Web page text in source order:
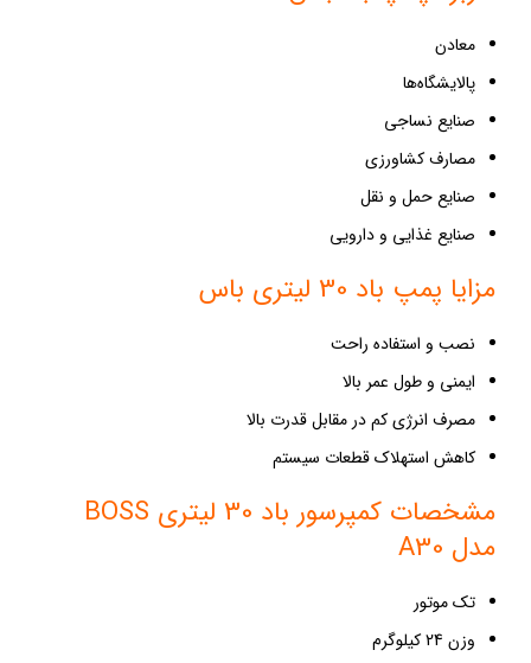
معادن
پالایشگاه‌ها
صنایع نساجی
مصارف کشاورزی
صنایع حمل و نقل
صنایع غذایی و دارویی
مزایا پمپ باد 30 لیتری باس
نصب و استفاده راحت
ایمنی و طول عمر بالا
مصرف انرژی کم در مقابل قدرت بالا
کاهش استهلاک قطعات سیستم
مشخصات کمپرسور باد 30 لیتری BOSS
مدل A30
تک موتور
وزن 24 کیلوگرم